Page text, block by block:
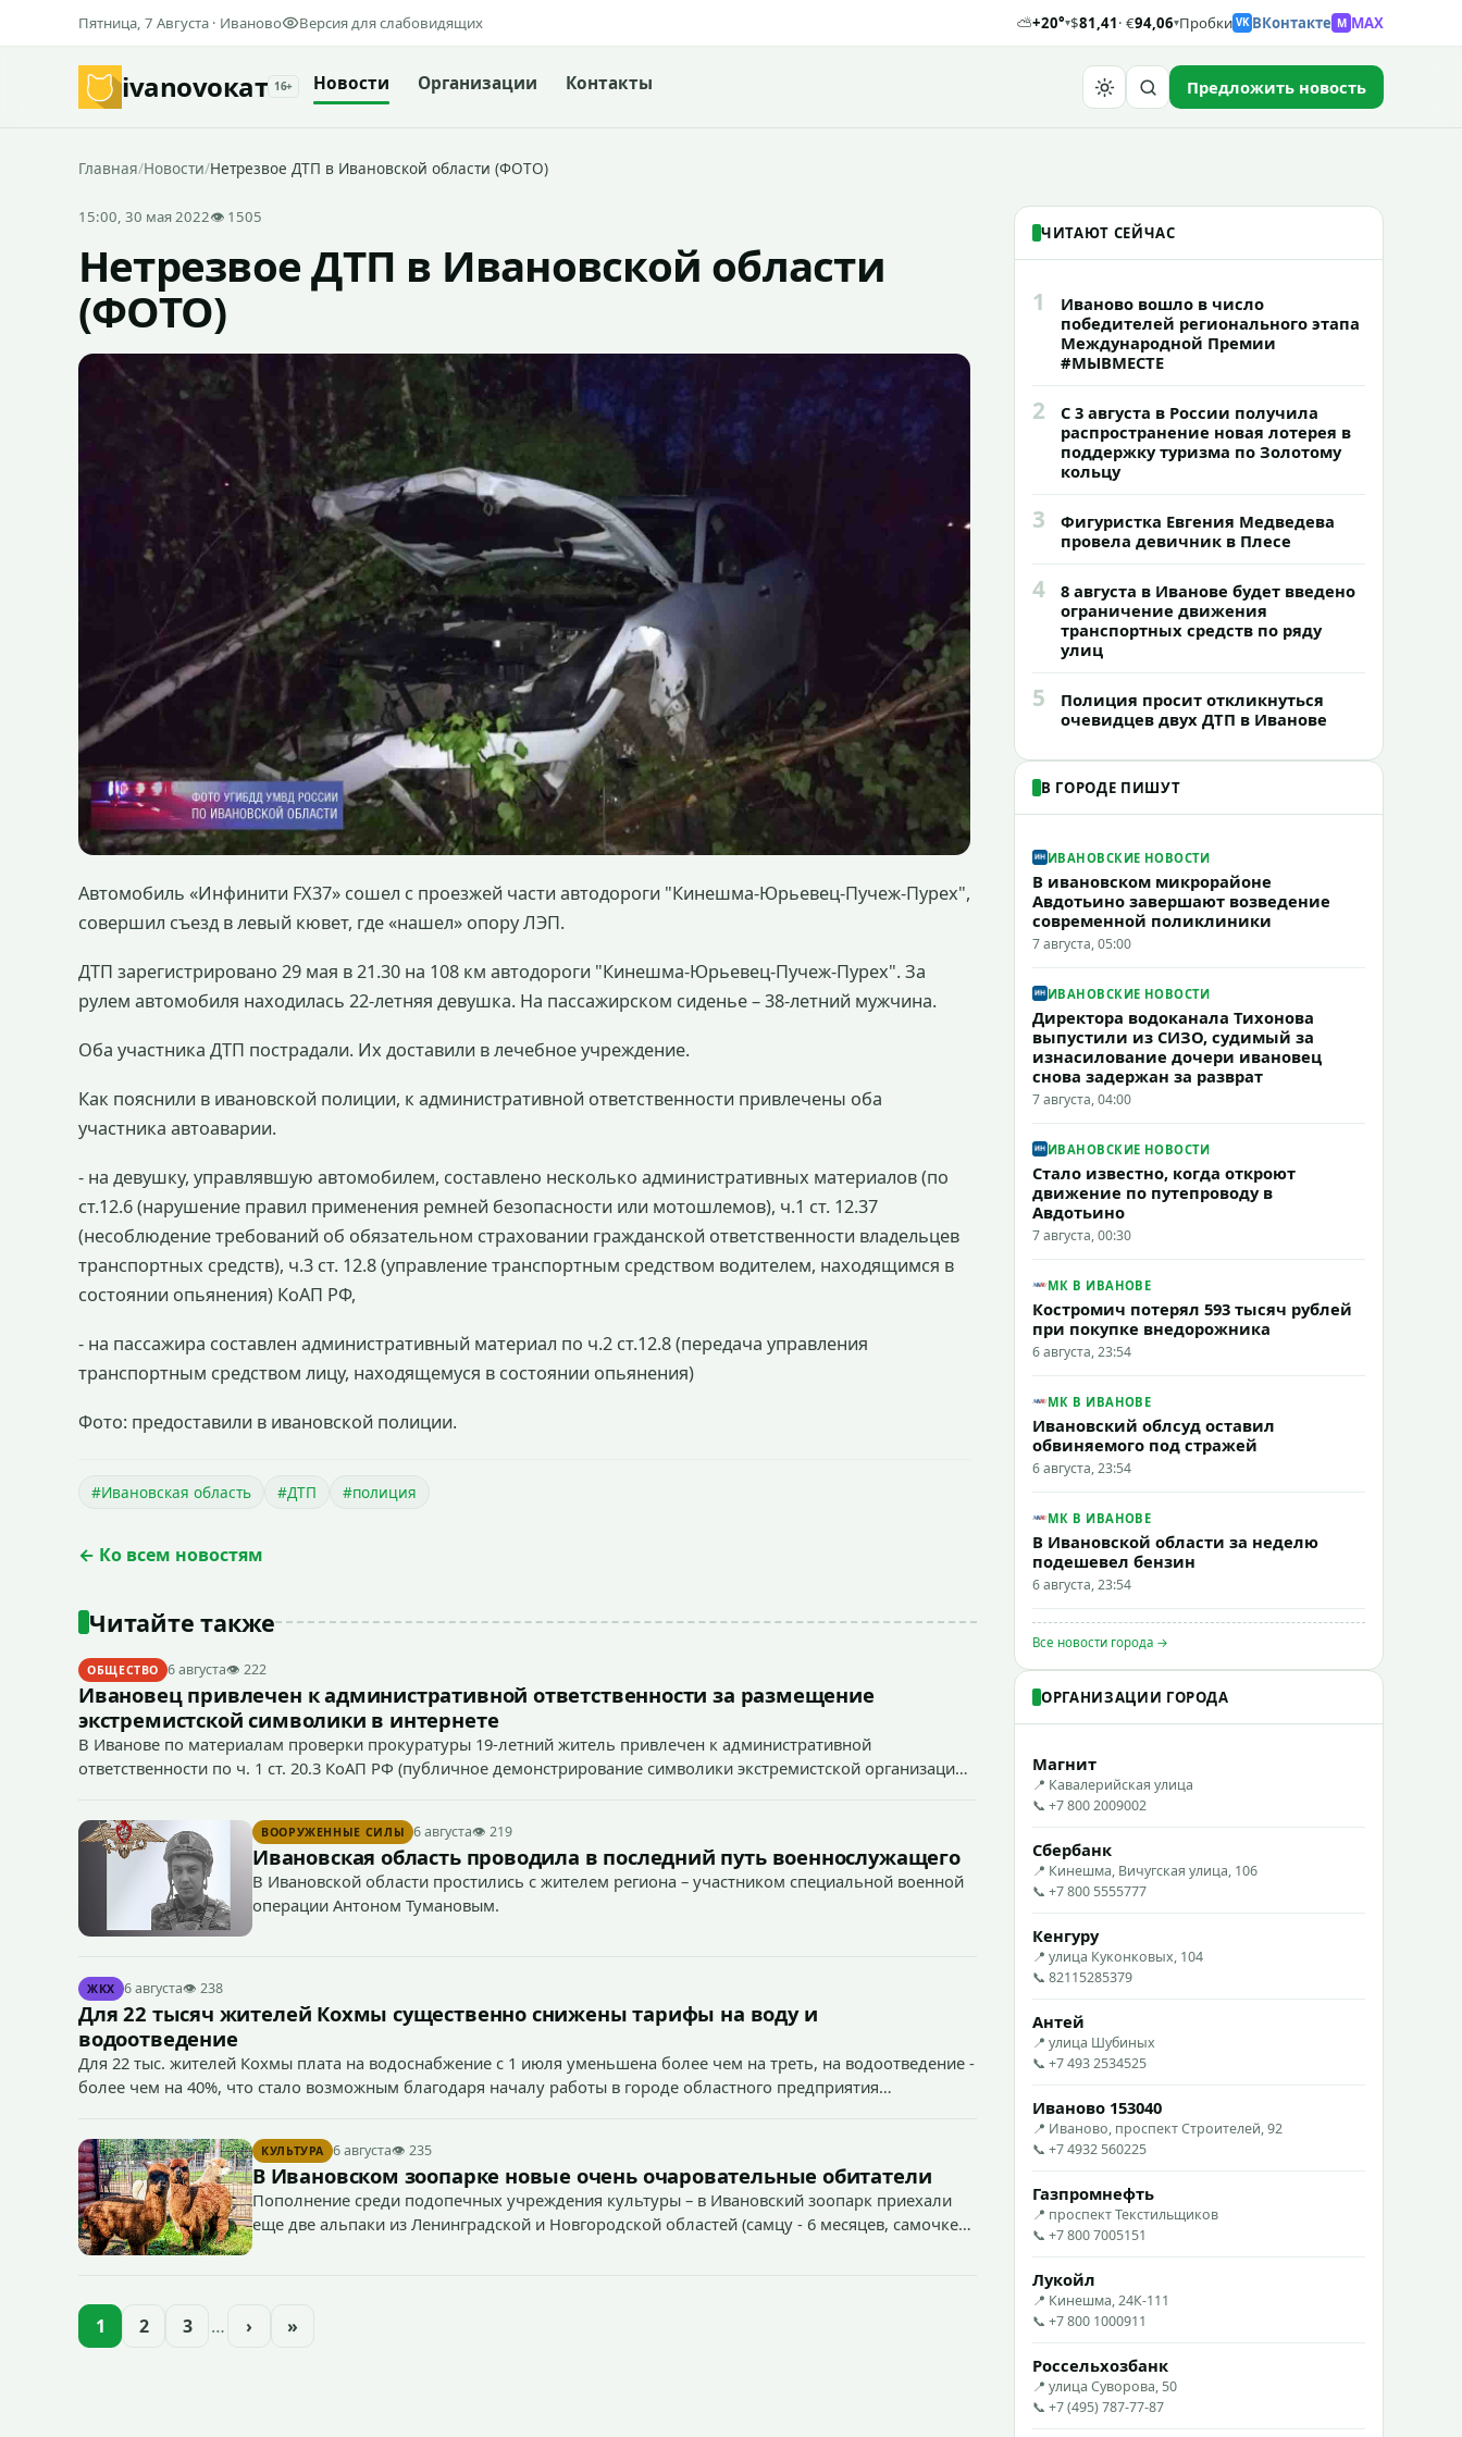
Пятница, 7 Августа · Иваново Версия для слабовидящих ⛅+20°▾$81,41· €94,06▾Пробки VK ВКонтакте M MAX
ivanovoкат 16+ Новости Организации Контакты Предложить новость
Главная/Новости/Нетрезвое ДТП в Ивановской области (ФОТО)
15:00, 30 мая 2022👁 1505
Нетрезвое ДТП в Ивановской области
(ФОТО)
Автомобиль «Инфинити FX37» сошел с проезжей части автодороги "Кинешма-Юрьевец-Пучеж-Пурех",
совершил съезд в левый кювет, где «нашел» опору ЛЭП.
ДТП зарегистрировано 29 мая в 21.30 на 108 км автодороги "Кинешма-Юрьевец-Пучеж-Пурех". За
рулем автомобиля находилась 22-летняя девушка. На пассажирском сиденье – 38-летний мужчина.
Оба участника ДТП пострадали. Их доставили в лечебное учреждение.
Как пояснили в ивановской полиции, к административной ответственности привлечены оба
участника автоаварии.
- на девушку, управлявшую автомобилем, составлено несколько административных материалов (по
ст.12.6 (нарушение правил применения ремней безопасности или мотошлемов), ч.1 ст. 12.37
(несоблюдение требований об обязательном страховании гражданской ответственности владельцев
транспортных средств), ч.3 ст. 12.8 (управление транспортным средством водителем, находящимся в
состоянии опьянения) КоАП РФ,
- на пассажира составлен административный материал по ч.2 ст.12.8 (передача управления
транспортным средством лицу, находящемуся в состоянии опьянения)
Фото: предоставили в ивановской полиции.
#Ивановская область #ДТП #полиция
← Ко всем новостям
Читайте также
ОБЩЕСТВО 6 августа👁 222
Ивановец привлечен к административной ответственности за размещение
экстремистской символики в интернете
В Иванове по материалам проверки прокуратуры 19-летний житель привлечен к административной
ответственности по ч. 1 ст. 20.3 КоАП РФ (публичное демонстрирование символики экстремистской организации,
символики в сети Интернет.
ВООРУЖЕННЫЕ СИЛЫ 6 августа👁 219
Ивановская область проводила в последний путь военнослужащего
В Ивановской области простились с жителем региона – участником специальной военной
операции Антоном Тумановым.
ЖКХ 6 августа👁 238
Для 22 тысяч жителей Кохмы существенно снижены тарифы на воду и
водоотведение
Для 22 тыс. жителей Кохмы плата на водоснабжение с 1 июля уменьшена более чем на треть, на водоотведение -
более чем на 40%, что стало возможным благодаря началу работы в городе областного предприятия
КУЛЬТУРА 6 августа👁 235
В Ивановском зоопарке новые очень очаровательные обитатели
Пополнение среди подопечных учреждения культуры – в Ивановский зоопарк приехали
еще две альпаки из Ленинградской и Новгородской областей (самцу - 6 месяцев, самочке
1 2 3 … › »
ЧИТАЮТ СЕЙЧАС
1
Иваново вошло в число
победителей регионального этапа
Международной Премии
#МЫВМЕСТЕ
2
С 3 августа в России получила
распространение новая лотерея в
поддержку туризма по Золотому
кольцу
3
Фигуристка Евгения Медведева
провела девичник в Плесе
4
8 августа в Иванове будет введено
ограничение движения
транспортных средств по ряду
улиц
5
Полиция просит откликнуться
очевидцев двух ДТП в Иванове
В ГОРОДЕ ПИШУТ
ИВАНОВСКИЕ НОВОСТИ
В ивановском микрорайоне
Авдотьино завершают возведение
современной поликлиники
7 августа, 05:00
ИВАНОВСКИЕ НОВОСТИ
Директора водоканала Тихонова
выпустили из СИЗО, судимый за
изнасилование дочери ивановец
снова задержан за разврат
7 августа, 04:00
ИВАНОВСКИЕ НОВОСТИ
Стало известно, когда откроют
движение по путепроводу в
Авдотьино
7 августа, 00:30
МК В ИВАНОВЕ
Костромич потерял 593 тысяч рублей
при покупке внедорожника
6 августа, 23:54
МК В ИВАНОВЕ
Ивановский облсуд оставил
обвиняемого под стражей
6 августа, 23:54
МК В ИВАНОВЕ
В Ивановской области за неделю
подешевел бензин
6 августа, 23:54
Все новости города →
ОРГАНИЗАЦИИ ГОРОДА
Магнит
📍 Кавалерийская улица
📞 +7 800 2009002
Сбербанк
📍 Кинешма, Вичугская улица, 106
📞 +7 800 5555777
Кенгуру
📍 улица Куконковых, 104
📞 82115285379
Антей
📍 улица Шубиных
📞 +7 493 2534525
Иваново 153040
📍 Иваново, проспект Строителей, 92
📞 +7 4932 560225
Газпромнефть
📍 проспект Текстильщиков
📞 +7 800 7005151
Лукойл
📍 Кинешма, 24К-111
📞 +7 800 1000911
Россельхозбанк
📍 улица Суворова, 50
📞 +7 (495) 787-77-87